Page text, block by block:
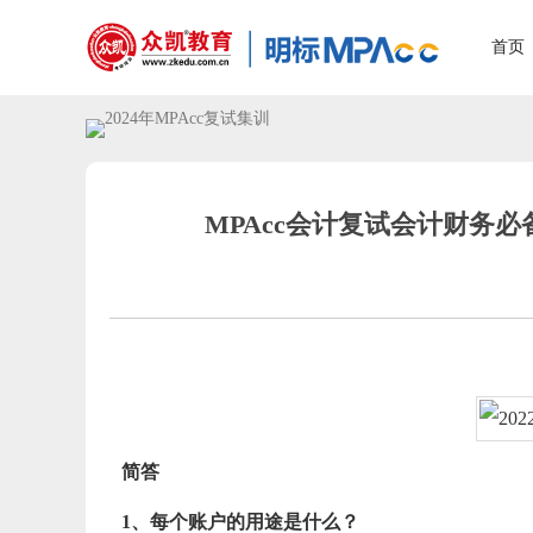
首页
MPAcc会计复试会计财务
简答
1、每个账户的用途是什么？